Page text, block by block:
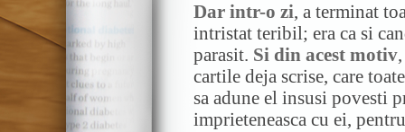
Dar intr-o zi, a terminat
intristat teribil; era ca si
parasit. Si din acest motiv
cartile deja scrise, care
sa adune el insusi povesti
imprieteneasca cu ei,